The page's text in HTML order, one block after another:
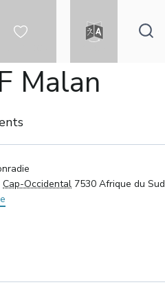
Malan
Cap-Occidental 7530 Afrique du Sud